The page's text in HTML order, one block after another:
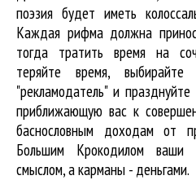
поэзия будет иметь
Каждая рифма должна
тогда тратить время на
теряйте время,
"рекламодатель" и
приближающую вас к
баснословным доходам от
Большим Крокодилом ваши
смыслом, а карманы - деньгами.